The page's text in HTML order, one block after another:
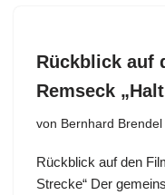
Rückblick auf
Remseck
von Bernhard Brendel
Rückblick auf den
Strecke“ Der